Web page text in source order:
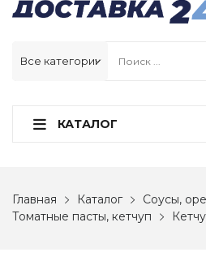
КАТАЛОГ
Главная Каталог
Соусы,
Томатные пасты, кетчуп